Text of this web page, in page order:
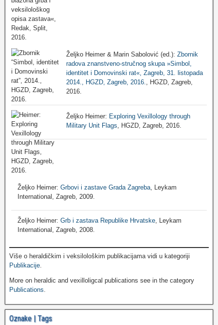
Željko Heimer & Marin Sabolović (ed.): Zbornik
radova znanstveno-stručnog skupa »Simbol,
identitet i Domovinski rat«, Zagreb, 31. listopada
2014., HGZD, Zagreb, 2016.
, HGZD, Zagreb,
2016.
Željko Heimer: Exploring Vexillology through
Military Unit Flags , HGZD, Zagreb, 2016.
Željko Heimer: Grbovi i zastave Grada Zagreba , Leykam
International, Zagreb, 2009.
Željko Heimer: Grb i zastava Republike Hrvatske, Leykam
International, Zagreb, 2008.
Više o heraldičkim i veksilološkim publikacijama vidi u kategoriji
Publikacije
More on heraldic and vexilloligcal publications see in the category
Publications
Oznake | Tags